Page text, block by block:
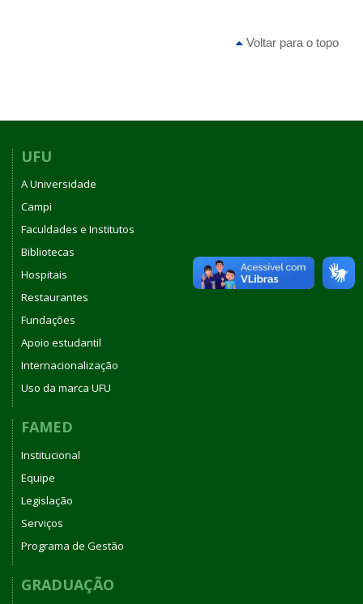
Voltar para o topo
UFU
A Universidade
Campi
Faculdades e Institutos
Bibliotecas
Hospitais
Restaurantes
Fundações
Apoio estudantil
Internacionalização
Uso da marca UFU
FAMED
Institucional
Equipe
Legislação
Serviços
Programa de Gestão
GRADUAÇÃO